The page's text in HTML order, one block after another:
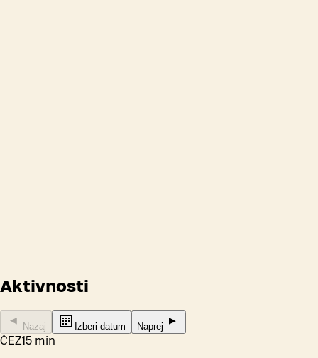
Aktivnosti
Nazaj Izberi datum Naprej
ČEZ15 min